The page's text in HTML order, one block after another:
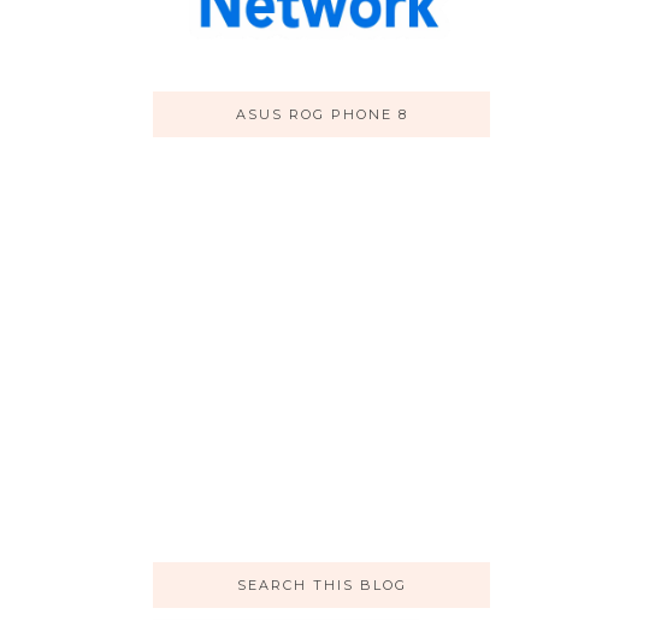
ASUS ROG PHONE 8
SEARCH THIS BLOG